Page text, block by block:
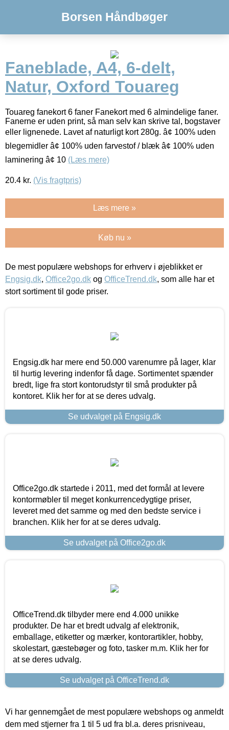
Borsen Håndbøger
Faneblade, A4, 6-delt,
Natur, Oxford Touareg
Touareg fanekort 6 faner Fanekort med 6 almindelige faner.
Fanerne er uden print, så man selv kan skrive tal, bogstaver
eller lignenede. Lavet af naturligt kort 280g. â¢ 100% uden
blegemidler â¢ 100% uden farvestof / blæk â¢ 100% uden
laminering â¢ 10 (Læs mere)
20.4 kr. (Vis fragtpris)
Læs mere »
Køb nu »
De mest populære webshops for erhverv i øjeblikket er
Engsig.dk, Office2go.dk og OfficeTrend.dk, som alle har et
stort sortiment til gode priser.
Engsig.dk har mere end 50.000 varenumre på lager, klar
til hurtig levering indenfor få dage. Sortimentet spænder
bredt, lige fra stort kontorudstyr til små produkter på
kontoret. Klik her for at se deres udvalg.
Se udvalget på Engsig.dk
Office2go.dk startede i 2011, med det formål at levere
kontormøbler til meget konkurrencedygtige priser,
leveret med det samme og med den bedste service i
branchen. Klik her for at se deres udvalg.
Se udvalget på Office2go.dk
OfficeTrend.dk tilbyder mere end 4.000 unikke
produkter. De har et bredt udvalg af elektronik,
emballage, etiketter og mærker, kontorartikler, hobby,
skolestart, gæstebøger og foto, tasker m.m. Klik her for
at se deres udvalg.
Se udvalget på OfficeTrend.dk
Vi har gennemgået de mest populære webshops og anmeldt
dem med stjerner fra 1 til 5 ud fra bl.a. deres prisniveau,